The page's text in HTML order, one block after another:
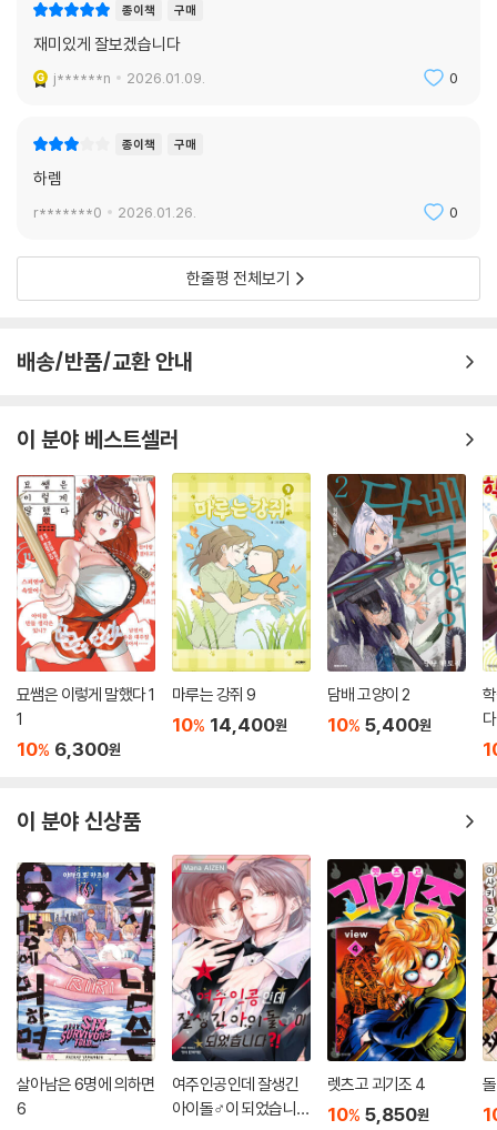
종이책 구매
재미있게 잘보겠습니다
j******n 2026.01.09. 0
종이책 구매
하렘
r*******0 2026.01.26. 0
한줄평 전체보기
배송/반품/교환 안내
이 분야 베스트셀러
묘쌤은 이렇게 말했다 1
1
10% 6,300원
마루는 강쥐 9
10% 14,400원
담배 고양이 2
10% 5,400원
이 분야 신상품
살아남은 6명에 의하면
6
여주인공인데 잘생긴
아이돌♂이 되었습니
렛츠고 괴기조 4
10% 5,850원